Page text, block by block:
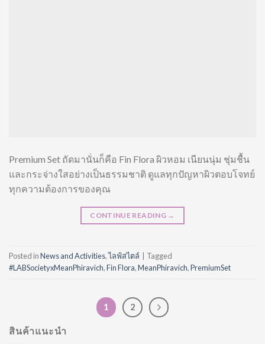
Premium Set ถัดมานั่นก็คือ Fin Flora ผิวหอม เนียนนุ่ม ชุ่มชื้น
และกระจ่างใสอย่างเป็นธรรมชาติ ดูแลทุกปัญหาผิวตอบโจทย์
ทุกความต้องการของคุณ
CONTINUE READING →
Posted inNews and Activities,ไลฟ์สไตล์
Tagged
#LABSocietyxMeanPhiravich,Fin Flora,MeanPhiravich,PremiumSet
1 2
สินค้าแนะนำ